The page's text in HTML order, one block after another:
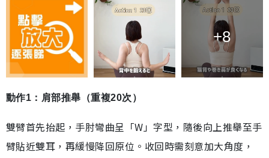
+8
動作1：肩部推舉（重複20次）
雙臂首先抬起，手肘彎曲呈「W」字型，隨後向上推舉至手
臂貼近雙耳，再緩慢降回原位。收回時需刻意加大角度，